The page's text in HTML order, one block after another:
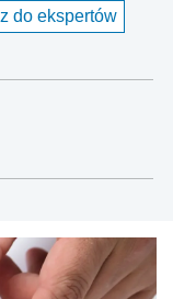
do ekspertów